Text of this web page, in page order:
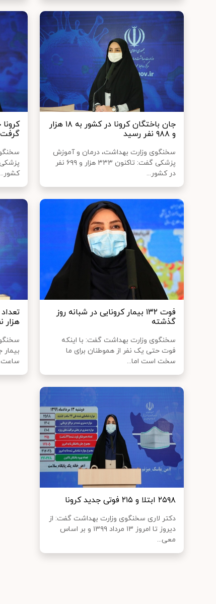
جان باختگان کرونا در کشور به ۱۸ هزار
و ۹۸۸ نفر رسید
سخنگوی وزارت بهداشت، درمان و آموزش
پزشکی گفت: تاکنون ۳۳۳ هزار و ۶۹۹ نفر
در کشور...
گرفت
کشور...
فوت ۱۳۲ بیمار کرونایی در شبانه روز
گذشته
سخنگوی وزارت بهداشت گفت: با اینکه
فوت حتی یک نفر از هموطنان برای ما
سخت است اما...
هزار
۲۵۹۸ ابتلا و ۲۱۵ فوتی جدید کرونا
دکتر لاری سخنگوی وزارت بهداشت گفت: از
دیروز تا امروز ۱۳ مرداد ۱۳۹۹ و بر اساس
معی...